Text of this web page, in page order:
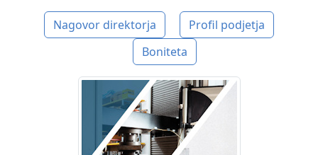
Nagovor direktorja
Profil podjetja
Boniteta